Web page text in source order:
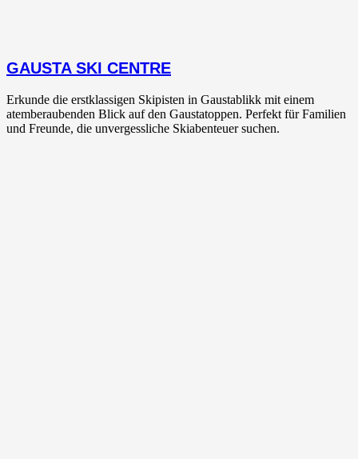
GAUSTA SKI CENTRE
Erkunde die erstklassigen Skipisten in Gaustablikk mit einem
atemberaubenden Blick auf den Gaustatoppen. Perfekt für Familien
und Freunde, die unvergessliche Skiabenteuer suchen.